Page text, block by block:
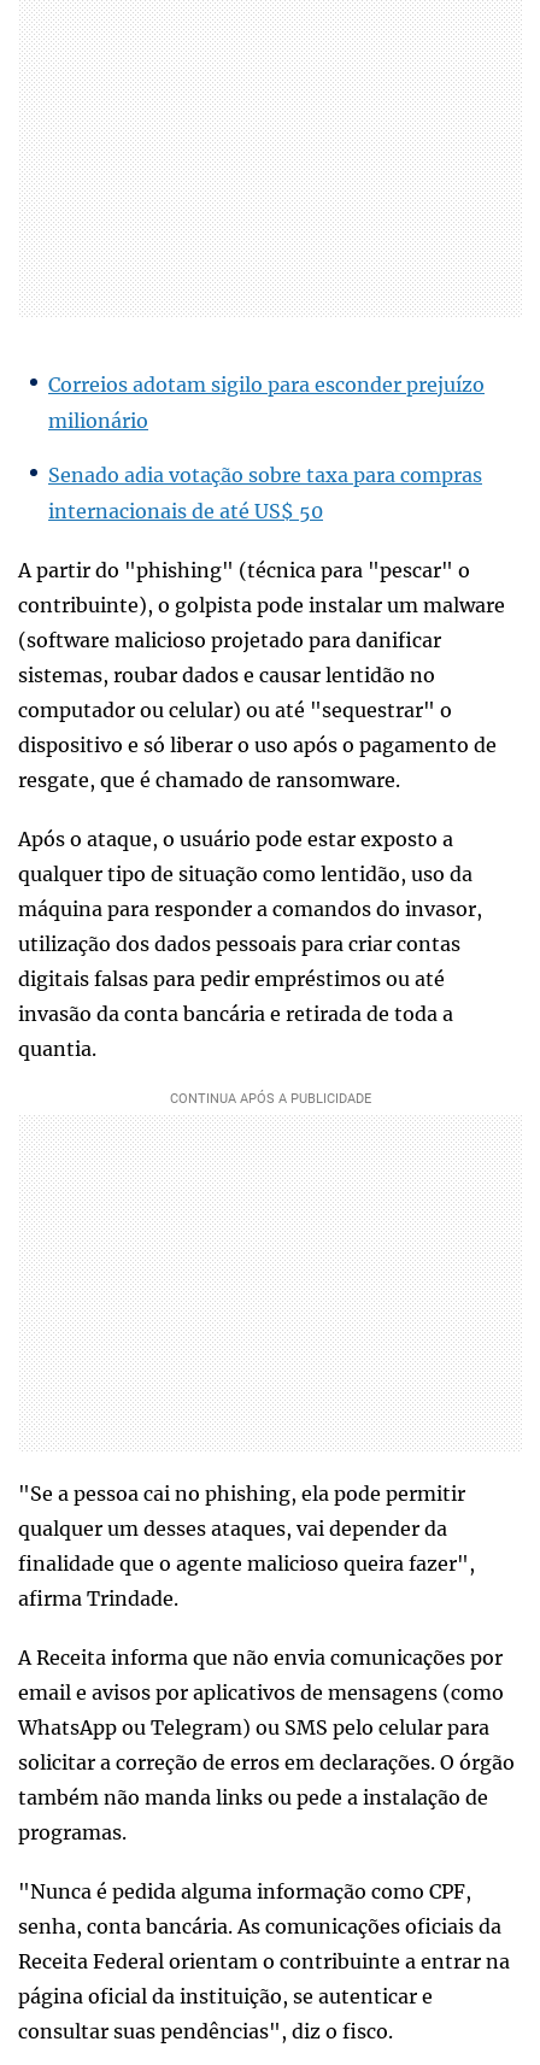
Correios adotam sigilo para esconder prejuízo
milionário
Senado adia votação sobre taxa para compras
internacionais de até US$ 50
A partir do "phishing" (técnica para "pescar" o
contribuinte), o golpista pode instalar um malware
(software malicioso projetado para danificar
sistemas, roubar dados e causar lentidão no
computador ou celular) ou até "sequestrar" o
dispositivo e só liberar o uso após o pagamento de
resgate, que é chamado de ransomware.
Após o ataque, o usuário pode estar exposto a
qualquer tipo de situação como lentidão, uso da
máquina para responder a comandos do invasor,
utilização dos dados pessoais para criar contas
digitais falsas para pedir empréstimos ou até
invasão da conta bancária e retirada de toda a
quantia.
"Se a pessoa cai no phishing, ela pode permitir
qualquer um desses ataques, vai depender da
finalidade que o agente malicioso queira fazer",
afirma Trindade.
A Receita informa que não envia comunicações por
email e avisos por aplicativos de mensagens (como
WhatsApp ou Telegram) ou SMS pelo celular para
solicitar a correção de erros em declarações. O órgão
também não manda links ou pede a instalação de
programas.
"Nunca é pedida alguma informação como CPF,
senha, conta bancária. As comunicações oficiais da
Receita Federal orientam o contribuinte a entrar na
página oficial da instituição, se autenticar e
consultar suas pendências", diz o fisco.